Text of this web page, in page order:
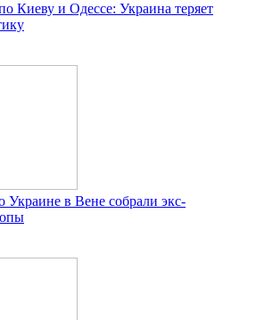
Киеву и Одессе: Украина теряет
Украине в Вене собрали экс-